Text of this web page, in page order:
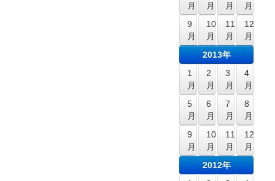
月
月
月
月
9
月
10
月
11
月
12
月
2013年
1
月
2
月
3
月
4
月
5
月
6
月
7
月
8
月
9
月
10
月
11
月
12
月
2012年